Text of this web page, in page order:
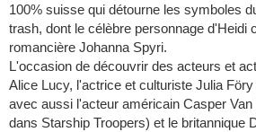
100% suisse qui détourne les symboles
trash, dont le célèbre personnage d'Heidi
romancière Johanna Spyri.
L'occasion de découvrir des acteurs et
Alice Lucy, l'actrice et culturiste Julia
avec aussi l'acteur américain Casper
dans Starship Troopers) et le britannique